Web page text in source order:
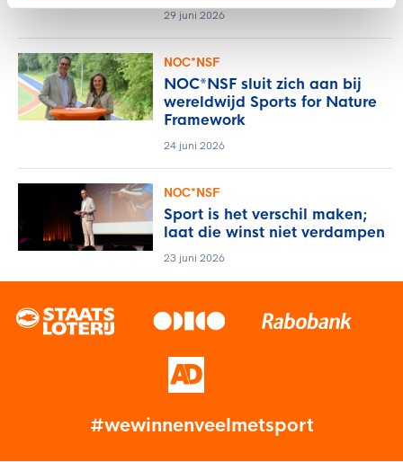
29 juni 2026
NOC*NSF
NOC*NSF sluit zich aan bij
wereldwijd Sports for Nature
Framework
24 juni 2026
NOC*NSF
Sport is het verschil maken;
laat die winst niet verdampen
23 juni 2026
#wewinnenveelmetsport